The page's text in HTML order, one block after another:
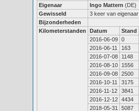
Eigenaar
Ingo Mattern (DE)
Gewisseld
3 keer van eigenaar
Bijzonderheden
Kilometerstanden
Datum Stand
2016-06-09 0
2016-06-11
163
2016-07-08
1148
2016-08-10
1556
2016-09-08 2500
2016-10-11
3175
2016-11-12
3841
2016-12-12 4434
2018-05-31
5087